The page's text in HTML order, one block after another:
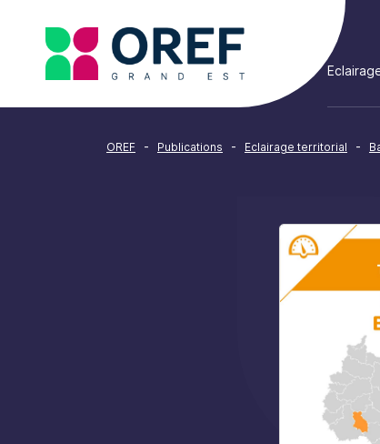
OREF - Publications - Eclairage territorial -